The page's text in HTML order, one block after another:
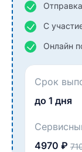
С
Онлайн
Срок
до 1 дня
4970 ₽